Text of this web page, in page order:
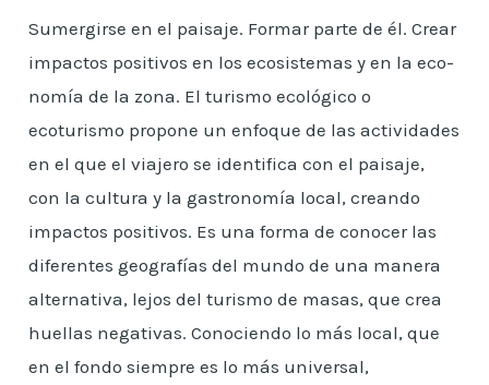
Sumergirse en el paisaje. Formar parte de él. Crear
impactos positivos en los ecosistemas y en la eco-
nomía de la zona. El turismo ecológico o
ecoturismo propone un enfoque de las actividades
en el que el viajero se identifica con el paisaje,
con la cultura y la gastronomía local, creando
impactos positivos. Es una forma de conocer las
diferentes geografías del mundo de una manera
alternativa, lejos del turismo de masas, que crea
huellas negativas. Conociendo lo más local, que
en el fondo siempre es lo más universal,